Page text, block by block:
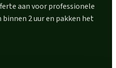
aan voor professionele
2 uur en pakken het